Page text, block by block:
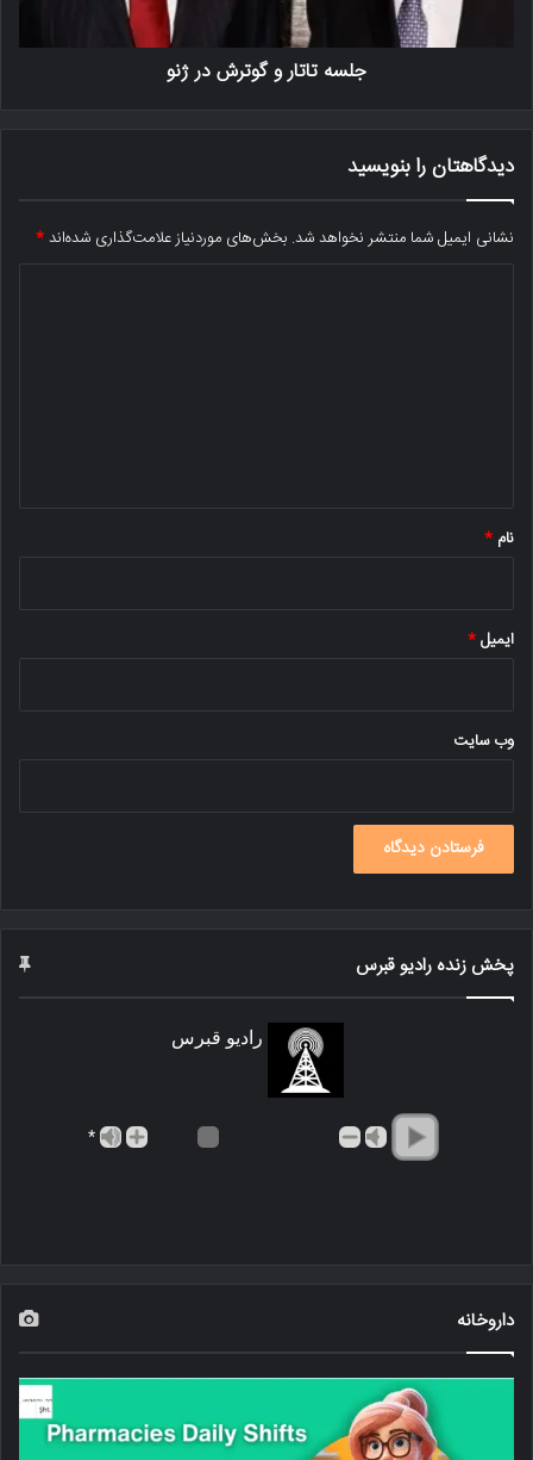
جلسه تاتار و گوترش در ژنو
دیدگاهتان را بنویسید
نشانی ایمیل شما منتشر نخواهد شد. بخش‌های موردنیاز علامت‌گذاری شده‌اند*
نام *
ایمیل*
وب‌ سایت
پخش زنده رادیو قبرس
رادیو قبرس
*
داروخانه